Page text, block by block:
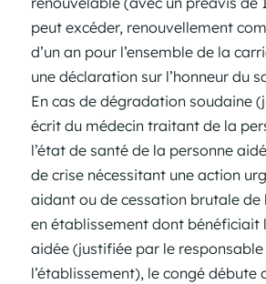
peut excéder, renouvellement
d’un an pour l’ensemble de la
une déclaration sur l’honneur du
En cas de dégradation soudaine
écrit du médecin traitant de la
l’état de santé de la personne
de crise nécessitant une action
aidant ou de cessation brutale de
en établissement dont bénéficiait
aidée (justifiée par le responsable
l’établissement), le congé débute